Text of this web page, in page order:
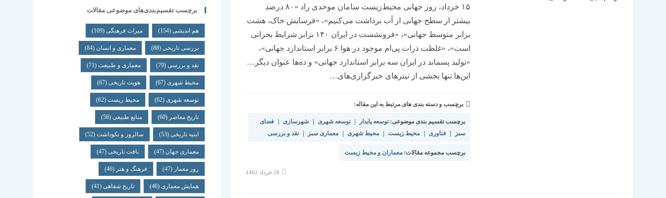
۱۵ خرداد، روز جهانی محیط‌زیست سامان موحدی راد «۸۰ درصد
بیشتر از سطح جهانی از آب برداشت می‌کنیم»، «فرسایش خاک، هشت
برابر متوسط جهانی»، «فرونشست در ایران ۱۴۰ برابر شرایط بحرانی
است»، «غلظت ذرات پی‌ام موجود در هوا ۶ برابر استاندارد جهانی»،
«تولید پسماند در ایران سه برابر استاندارد جهانی» و ده‌ها عنوان دیگر…
این‌ها تنها بخشی از تیترهای خبرگزاری‌های…
برچسب و دسته بندی های مرتبط به این مقاله:
برچسب تقسیم بندی موضوعی:توسعه پایدار توسعه شهری شهرسازی
فضای
سبز
فناوری محیط زیست محیط شهری معماری سبز نقد و بررسی
برچسب مجموعه مقالات: معماران و محیط زیست
نوشته
20 خرداد 1402
برچسب تقسیم‌بندی‌های موضوعی مقالات
هم اندیشی(154) میراث فرهنگی(109)
بررسی تاریخی(88) معماری و انسان (84)
نقد و بررسی(79) معماری و طبیعت(71)
محیط شهری(67) هویت تاریخی(67)
توسعه شهری(62) محیط زیست(62)
تاریخ معاصر (60) منابع طبیعی(58)
ابنیه تاریخی(53) سالروز و نکوداشت(52)
معماری جهان (47) بافت تاریخی(47)
روز معمار (47) فرهنگ و هنر (46)
همایش معماری(46) تاریخ شفاهی(41)